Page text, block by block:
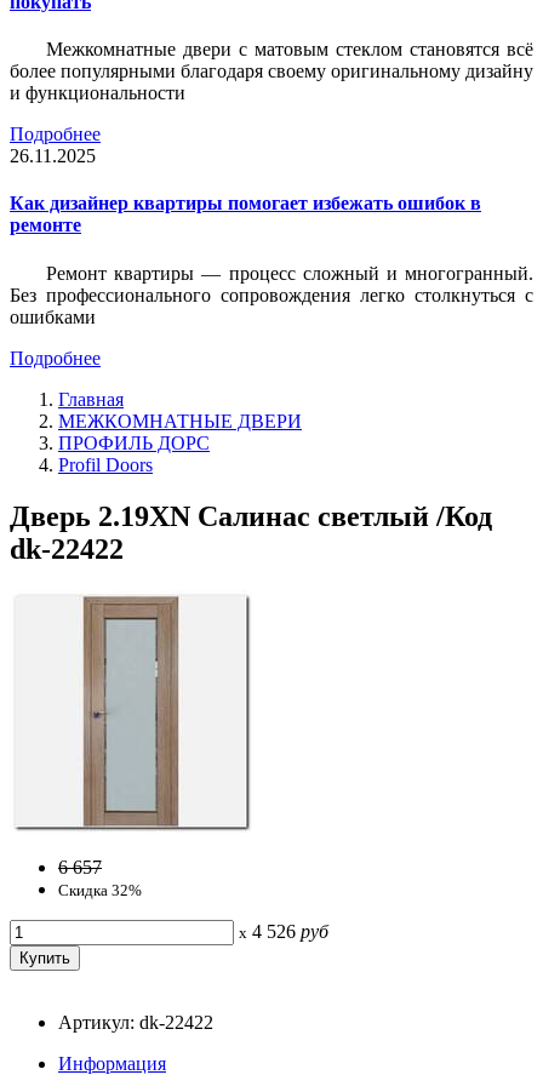
Межкомнатные двери с матовым стеклом становятся всё
более популярными благодаря своему оригинальному дизайну
и функциональности
Подробнее
26.11.2025
Как дизайнер квартиры помогает избежать ошибок в
ремонте
Ремонт квартиры — процесс сложный и многогранный.
Без профессионального сопровождения легко столкнуться с
ошибками
Подробнее
Главная
МЕЖКОМНАТНЫЕ ДВЕРИ
ПРОФИЛЬ ДОРС
Profil Doors
Дверь 2.19ХN Салинас светлый /Код
dk-22422
6 657
Скидка 32%
x 4 526 руб
Артикул: dk-22422
Информация